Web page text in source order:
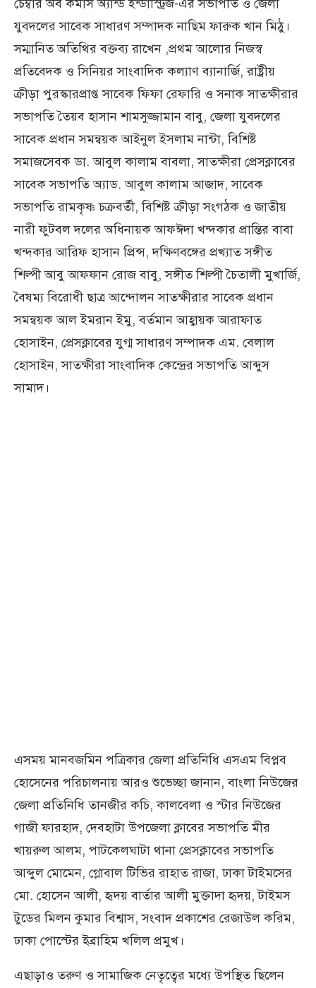
চেম্বার অব কমার্স অ্যান্ড ইন্ডাস্ট্রিজ-এর সভাপতি ও জেলা
যুবদলের সাবেক সাধারণ সম্পাদক নাছিম ফারুক খান মিঠু। ​
সম্মানিত অতিথির বক্তব্য রাখেন ,প্রথম আলোর নিজস্ব
প্রতিবেদক ও সিনিয়র সাংবাদিক কল্যাণ ব্যানার্জি, রাষ্ট্রীয়
ক্রীড়া পুরস্কারপ্রাপ্ত সাবেক ফিফা রেফারি ও সনাক সাতক্ষীরার
সভাপতি তৈয়ব হাসান শামসুজ্জামান বাবু, জেলা যুবদলের
সাবেক প্রধান সমন্বয়ক আইনুল ইসলাম নান্টা, বিশিষ্ট
সমাজসেবক ডা. আবুল কালাম বাবলা, সাতক্ষীরা প্রেসক্লাবের
সাবেক সভাপতি অ্যাড. আবুল কালাম আজাদ, সাবেক
সভাপতি রামকৃষ্ণ চক্রবর্তী, বিশিষ্ট ক্রীড়া সংগঠক ও জাতীয়
নারী ফুটবল দলের অধিনায়ক আফঈদা খন্দকার প্রান্তির বাবা
খন্দকার আরিফ হাসান প্রিন্স, দক্ষিণবঙ্গের প্রখ্যাত সঙ্গীত
শিল্পী আবু আফফান রোজ বাবু, সঙ্গীত শিল্পী চৈতালী মুখার্জি,
বৈষম্য বিরোধী ছাত্র আন্দোলন সাতক্ষীরার সাবেক প্রধান
সমন্বয়ক আল ইমরান ইমু, বর্তমান আহ্বায়ক আরাফাত
হোসাইন, প্রেসক্লাবের যুগ্ম সাধারণ সম্পাদক এম. বেলাল
হোসাইন, সাতক্ষীরা সাংবাদিক কেন্দ্রের সভাপতি আব্দুস
সামাদ।
​এসময় মানবজমিন পত্রিকার জেলা প্রতিনিধি এসএম বিপ্লব
হোসেনের পরিচালনায় আরও শুভেচ্ছা জানান, বাংলা নিউজের
জেলা প্রতিনিধি তানজীর কচি, কালবেলা ও স্টার নিউজের
গাজী ফারহাদ, দেবহাটা উপজেলা ক্লাবের সভাপতি মীর
খায়রুল আলম, পাটকেলঘাটা থানা প্রেসক্লাবের সভাপতি
আব্দুল মোমেন, গ্লোবাল টিভির রাহাত রাজা, ঢাকা টাইমসের
মো. হোসেন আলী, হৃদয় বার্তার আলী মুক্তাদা হৃদয়, টাইমস
টুডের মিলন কুমার বিশ্বাস, সংবাদ প্রকাশের রেজাউল করিম,
ঢাকা পোস্টের ইব্রাহিম খলিল প্রমুখ।
​এছাড়াও তরুণ ও সামাজিক নেতৃত্বের মধ্যে উপস্থিত ছিলেন